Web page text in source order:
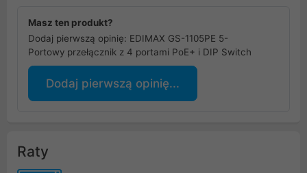
Masz ten produkt?
Dodaj pierwszą opinię: EDIMAX GS-1105PE 5-
Portowy przełącznik z 4 portami PoE+ i DIP Switch
Dodaj pierwszą opinię...
Raty